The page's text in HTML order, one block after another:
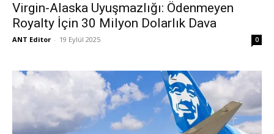
Virgin-Alaska Uyuşmazlığı: Ödenmeyen
Royalty İçin 30 Milyon Dolarlık Dava
ANT Editor - 19 Eylül 2025 0